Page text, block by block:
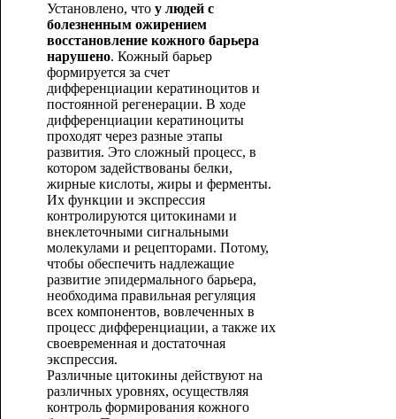
Установлено, что у людей с
болезненным ожирением
восстановление кожного барьера
нарушено. Кожный барьер
формируется за счет
дифференциации кератиноцитов и
постоянной регенерации. В ходе
дифференциации кератиноциты
проходят через разные этапы
развития. Это сложный процесс, в
котором задействованы белки,
жирные кислоты, жиры и ферменты.
Их функции и экспрессия
контролируются цитокинами и
внеклеточными сигнальными
молекулами и рецепторами. Потому,
чтобы обеспечить надлежащие
развитие эпидермального барьера,
необходима правильная регуляция
всех компонентов, вовлеченных в
процесс дифференциации, а также их
своевременная и достаточная
экспрессия.
Различные цитокины действуют на
различных уровнях, осуществляя
контроль формирования кожного